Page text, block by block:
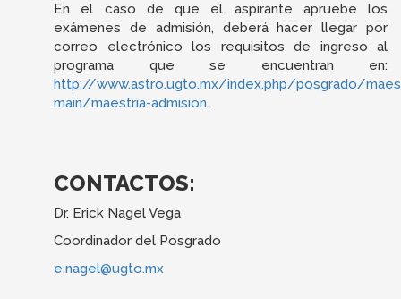
En el caso de que el aspirante apruebe los
exámenes de admisión, deberá hacer llegar por
correo electrónico los requisitos de ingreso al
programa que se encuentran en:
http://www.astro.ugto.mx/index.php/posgrado/
main/maestria-admision.
CONTACTOS:
Dr. Erick Nagel Vega
Coordinador del Posgrado
e.nagel@ugto.mx